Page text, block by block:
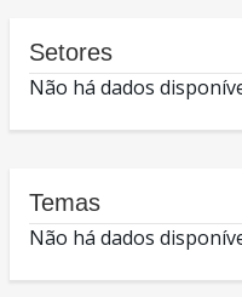
Setores
Não há dados
Temas
Não há dados